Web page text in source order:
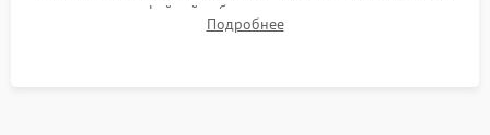
плотности кофейной таблетки, температуры напитка и
качества молочной пены. Контроль отсутствия посторонних
Подробнее